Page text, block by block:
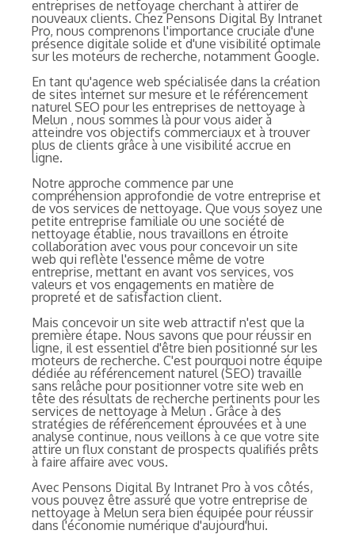
entreprises de nettoyage cherchant à attirer de
nouveaux clients. Chez Pensons Digital By Intranet
Pro, nous comprenons l'importance cruciale d'une
présence digitale solide et d'une visibilité optimale
sur les moteurs de recherche, notamment Google.
En tant qu'agence web spécialisée dans la création
de sites internet sur mesure et le référencement
naturel SEO pour les entreprises de nettoyage à
Melun , nous sommes là pour vous aider à
atteindre vos objectifs commerciaux et à trouver
plus de clients grâce à une visibilité accrue en
ligne.
Notre approche commence par une
compréhension approfondie de votre entreprise et
de vos services de nettoyage. Que vous soyez une
petite entreprise familiale ou une société de
nettoyage établie, nous travaillons en étroite
collaboration avec vous pour concevoir un site
web qui reflète l'essence même de votre
entreprise, mettant en avant vos services, vos
valeurs et vos engagements en matière de
propreté et de satisfaction client.
Mais concevoir un site web attractif n'est que la
première étape. Nous savons que pour réussir en
ligne, il est essentiel d'être bien positionné sur les
moteurs de recherche. C'est pourquoi notre équipe
dédiée au référencement naturel (SEO) travaille
sans relâche pour positionner votre site web en
tête des résultats de recherche pertinents pour les
services de nettoyage à Melun . Grâce à des
stratégies de référencement éprouvées et à une
analyse continue, nous veillons à ce que votre site
attire un flux constant de prospects qualifiés prêts
à faire affaire avec vous.
Avec Pensons Digital By Intranet Pro à vos côtés,
vous pouvez être assuré que votre entreprise de
nettoyage à Melun sera bien équipée pour réussir
dans l'économie numérique d'aujourd'hui.